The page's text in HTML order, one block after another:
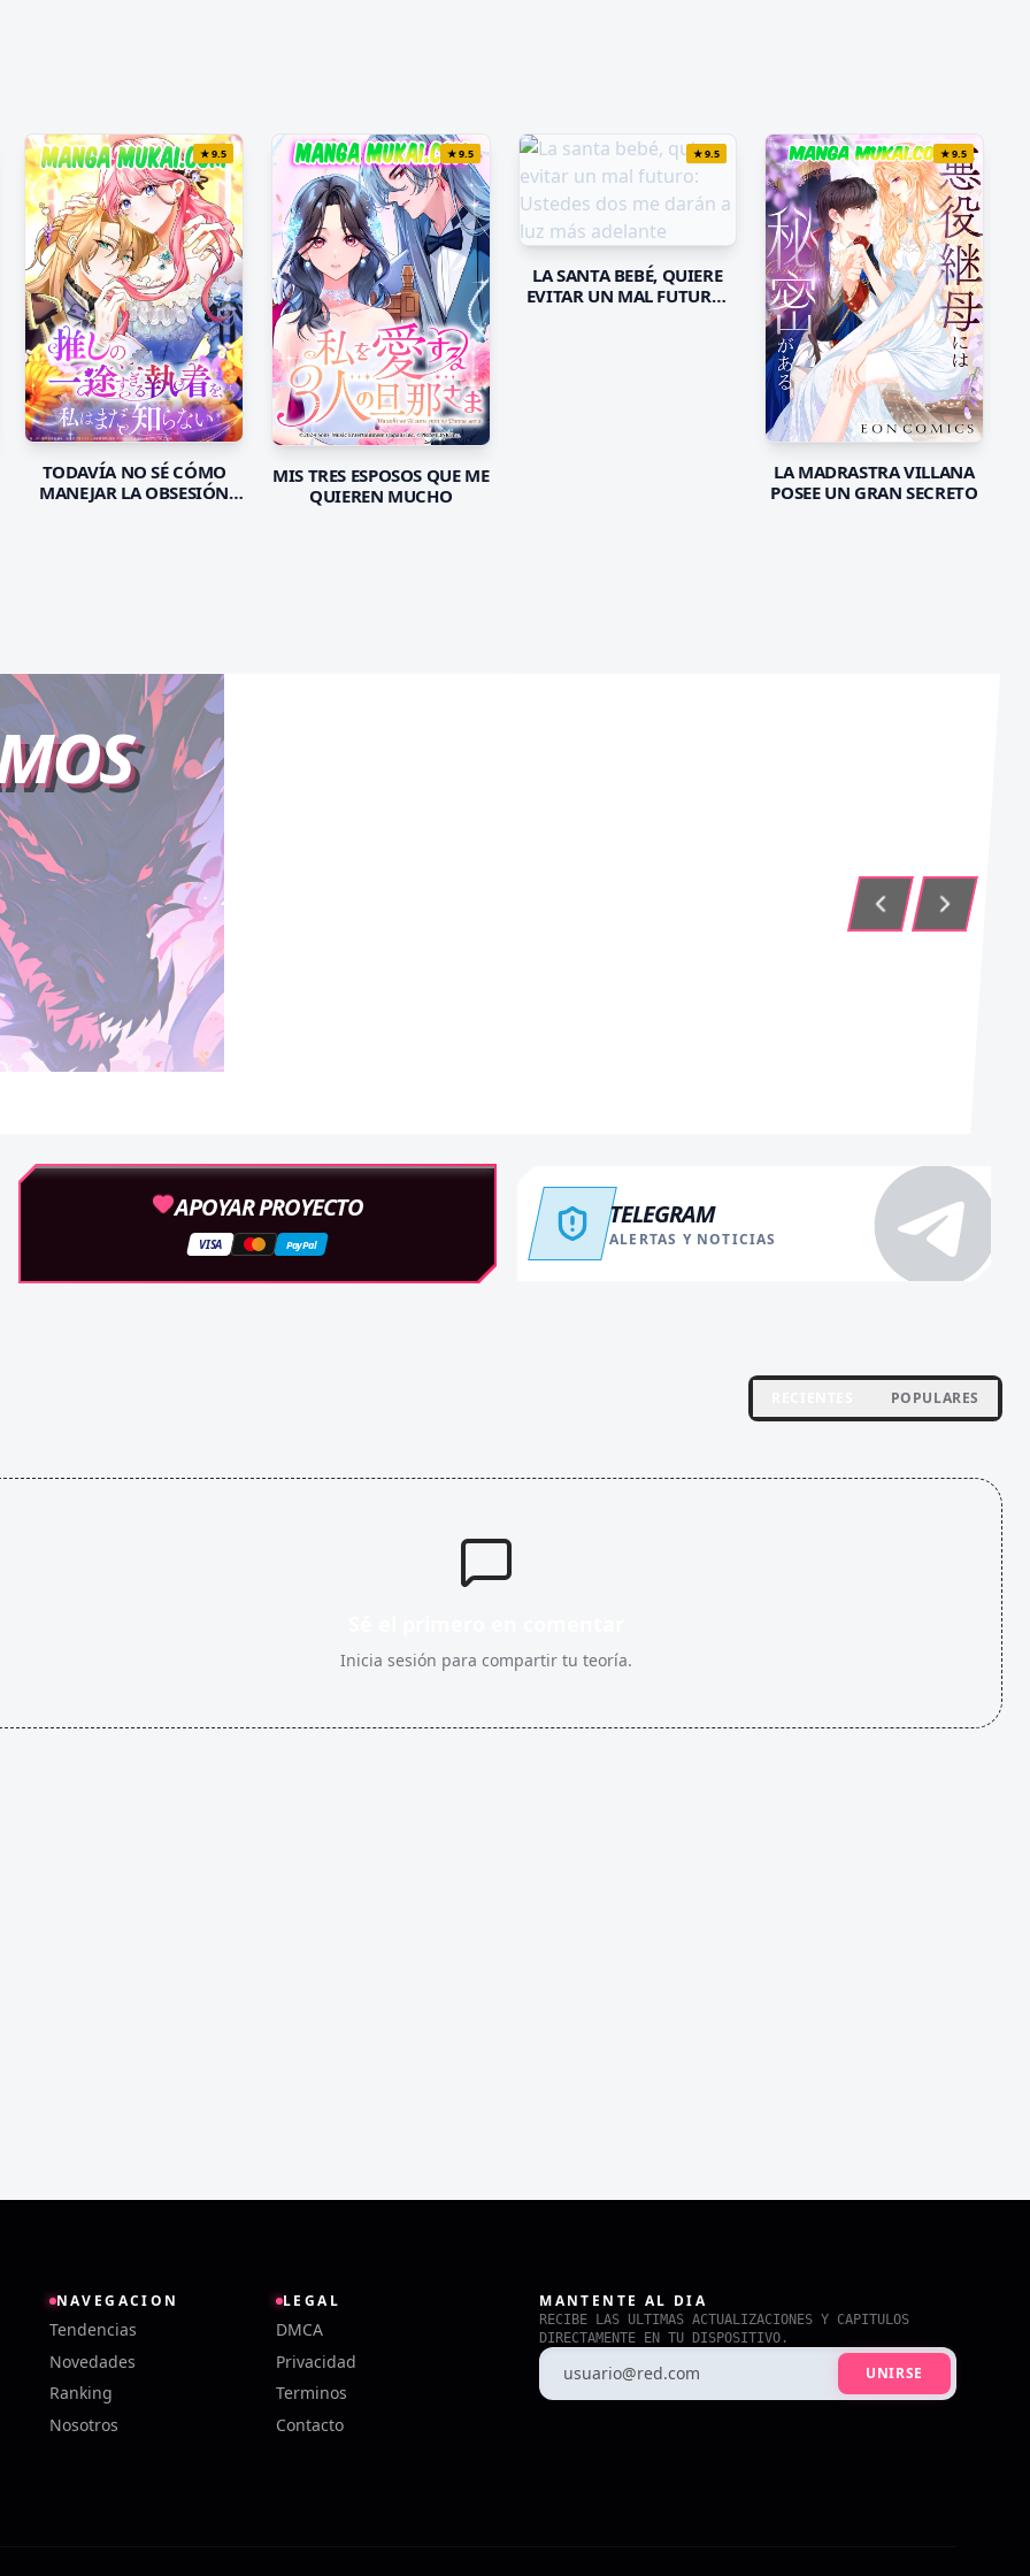
★9.5
TODAVÍA NO SÉ CÓMO
MANEJAR LA OBSESIÓN
★9.5
MIS TRES ESPOSOS QUE ME
QUIEREN MUCHO
★9.5
LA SANTA BEBÉ, QUIERE
EVITAR UN MAL FUTURO:
★9.5
LA MADRASTRA VILLANA
POSEE UN GRAN SECRETO
APOYAR PROYECTO
VISA PayPal
TELEGRAM
ALERTAS Y NOTICIAS
POPULARES
Inicia sesión para compartir tu teoría.
NAVEGACION
Tendencias
Novedades
Ranking
Nosotros
LEGAL
DMCA
Privacidad
Terminos
Contacto
MANTENTE AL DIA
RECIBE LAS ULTIMAS ACTUALIZACIONES Y CAPITULOS
DIRECTAMENTE EN TU DISPOSITIVO.
UNIRSE